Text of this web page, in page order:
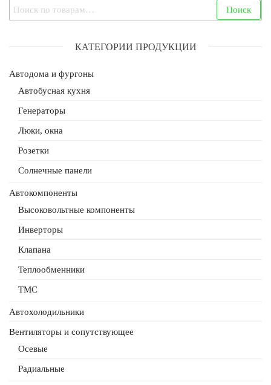
Искать: Поиск
КАТЕГОРИИ ПРОДУКЦИИ
Автодома и фургоны
Автобусная кухня
Генераторы
Люки, окна
Розетки
Солнечные панели
Автокомпоненты
Высоковольтные компоненты
Инверторы
Клапана
Теплообменники
ТМС
Автохолодильники
Вентиляторы и сопутствующее
Осевые
Радиальные